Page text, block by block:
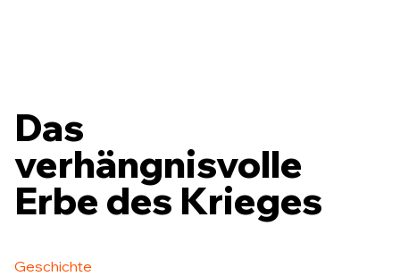
Das
verhängnisvolle
Erbe des Krieges
Geschichte